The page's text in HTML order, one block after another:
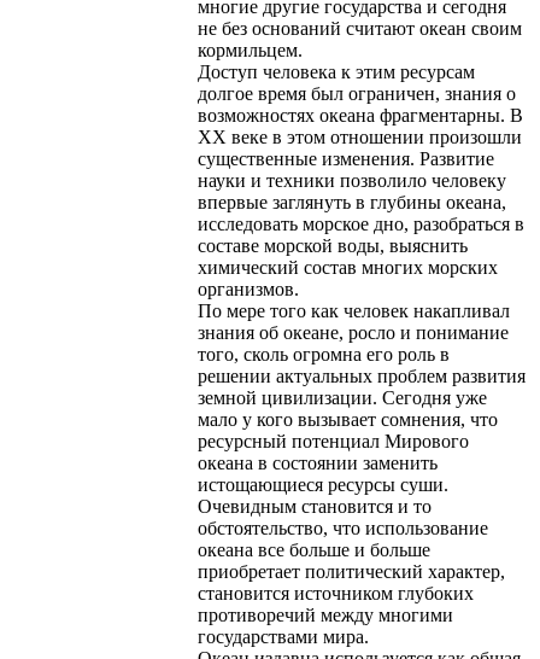
многие другие государства и сегодня
не без оснований считают океан своим
кормильцем.
Доступ человека к этим ресурсам
долгое время был ограничен, знания о
возможностях океана фрагментарны. В
ХХ веке в этом отношении произошли
существенные изменения. Развитие
науки и техники позволило человеку
впервые заглянуть в глубины океана,
исследовать морское дно, разобраться в
составе морской воды, выяснить
химический состав многих морских
организмов.
По мере того как человек накапливал
знания об океане, росло и понимание
того, сколь огромна его роль в
решении актуальных проблем развития
земной цивилизации. Сегодня уже
мало у кого вызывает сомнения, что
ресурсный потенциал Мирового
океана в состоянии заменить
истощающиеся ресурсы суши.
Очевидным становится и то
обстоятельство, что использование
океана все больше и больше
приобретает политический характер,
становится источником глубоких
противоречий между многими
государствами мира.